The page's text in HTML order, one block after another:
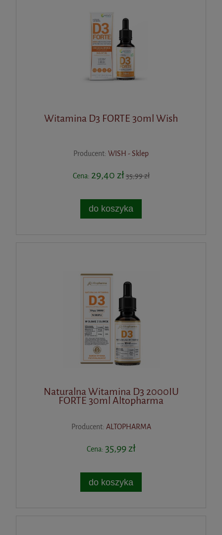
Witamina D3 FORTE 30ml Wish
Producent: WISH - Sklep
Cena: 29,40 zł35,99 zł
do koszyka
Naturalna Witamina D3 2000IU
FORTE 30ml Altopharma
Producent: ALTOPHARMA
Cena: 35,99 zł
do koszyka